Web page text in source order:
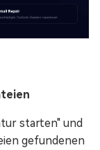
starten" und
gefundenen